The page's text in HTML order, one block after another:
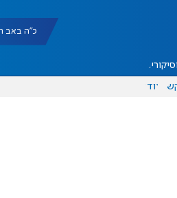
כ"ה באב תשפ"ו
עוד